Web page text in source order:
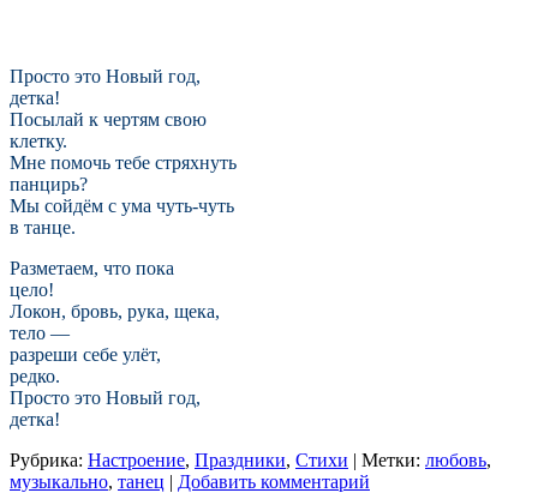
Просто это Новый год,
детка!
Посылай к чертям свою
клетку.
Мне помочь тебе стряхнуть
панцирь?
Мы сойдём с ума чуть-чуть
в танце.
Разметаем, что пока
цело!
Локон, бровь, рука, щека,
тело —
разреши себе улёт,
редко.
Просто это Новый год,
детка!
Рубрика: Настроение, Праздники, Стихи | Метки: любовь,
музыкально, танец | Добавить комментарий